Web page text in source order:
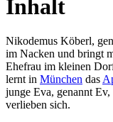
Inhalt
Nikodemus Köberl,
im Nacken und bringt
Ehefrau im kleinen
lernt in München das
junge Eva, genannt
verlieben sich.